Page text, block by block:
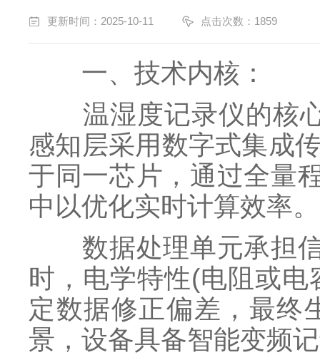
更新时间：2025-10-11 点击次数：1859
一、技术内核：
温湿度记录仪的核心
感知层采用数字式集成
于同一芯片，通过全量
中以优化实时计算效率。
数据处理单元承担信
时，电学特性(电阻或
定数据修正偏差，最终
景，设备具备智能变频